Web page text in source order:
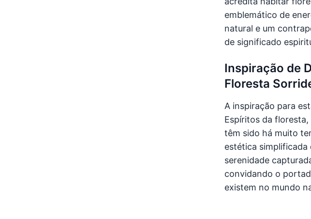
emblemático de
natural e um
de significado
Inspiração de
Floresta
A inspiração para
Espíritos da
têm sido há muito
estética simplificada
serenidade
convidando o
existem no mundo